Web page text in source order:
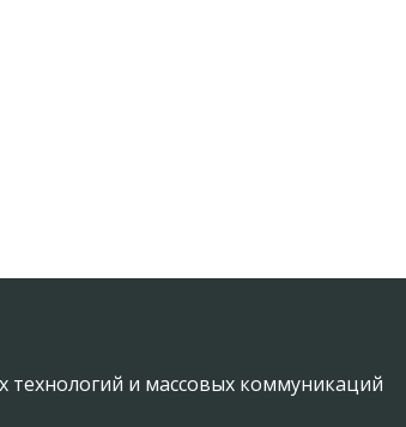
технологий и массовых коммуникаций